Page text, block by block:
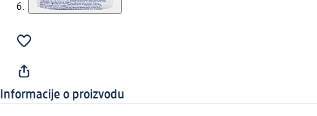
Informacije o proizvodu